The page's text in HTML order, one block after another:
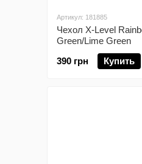
Артикул: 181885
Чехол X-Level
Green/Lime Green
390 грн
Купить